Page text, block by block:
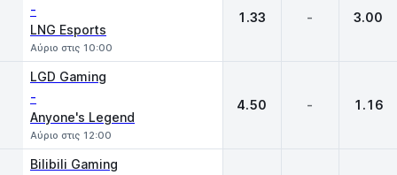
-
LNG Esports
Αύριο στις 10:00
1.33 - 3.00
LGD Gaming
-
Anyone's Legend
Αύριο στις 12:00
4.50 - 1.16
Bilibili Gaming